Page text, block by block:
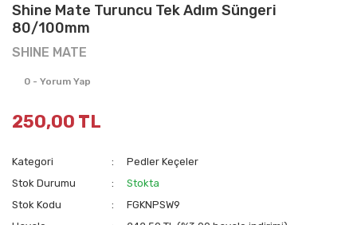
Shine Mate Turuncu Tek Adım Süngeri
80/100mm
SHINE MATE
0 - Yorum Yap
250,00 TL
Kategori
Pedler Keçeler
Stok Durumu
Stokta
Stok Kodu
FGKNPSW9